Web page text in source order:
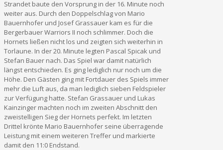
Strandet baute den Vorsprung in der 16. Minute noch
weiter aus. Durch den Doppelschlag von Mario
Bauernhofer und Josef Grassauer kam es für die
Bergerbauer Warriors II noch schlimmer. Doch die
Hornets ließen nicht los und zeigten sich weiterhin in
Torlaune. In der 20. Minute legten Pascal Spicak und
Stefan Bauer nach. Das Spiel war damit natürlich
längst entschieden. Es ging lediglich nur noch um die
Höhe. Den Gästen ging mit Fortdauer des Spiels immer
mehr die Luft aus, da man lediglich sieben Feldspieler
zur Verfügung hatte. Stefan Grassauer und Lukas
Kainzinger machten noch im zweiten Abschnitt den
zweistelligen Sieg der Hornets perfekt. Im letzten
Drittel krönte Mario Bauernhofer seine überragende
Leistung mit einem weiteren Treffer und markierte
damit den 11:0 Endstand.